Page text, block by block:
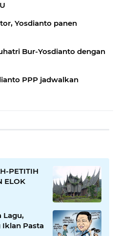
Yosdianto panen
Bur-Yosdianto dengan
PPP jadwalkan
PETITIH
ELOK
Lagu,
Pasta